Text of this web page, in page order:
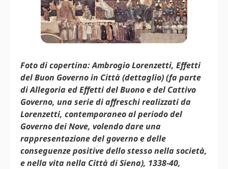
Foto di copertina: Ambrogio Lorenzetti, Effetti
del Buon Governo in Città (dettaglio) (fa parte
di Allegoria ed Effetti del Buono e del Cattivo
Governo, una serie di affreschi realizzati da
Lorenzetti, contemporaneo al periodo del
Governo dei Nove, volendo dare una
rappresentazione del governo e delle
conseguenze positive dello stesso nella società,
e nella vita nella Città di Siena), 1338-40,